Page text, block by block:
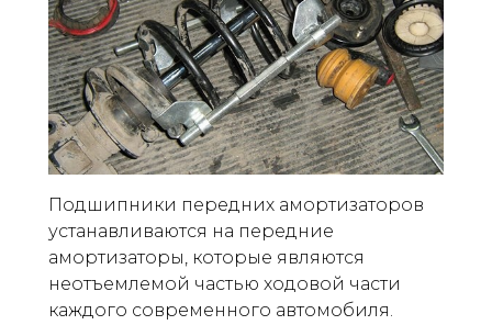
Подшипники передних амортизаторов
устанавливаются на передние
амортизаторы, которые являются
неотъемлемой частью ходовой части
каждого современного автомобиля.